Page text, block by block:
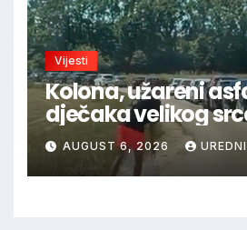
Vijesti
Kolona, užareni
dječaka velikog
granice oduševila
AUGUST 6, 2026